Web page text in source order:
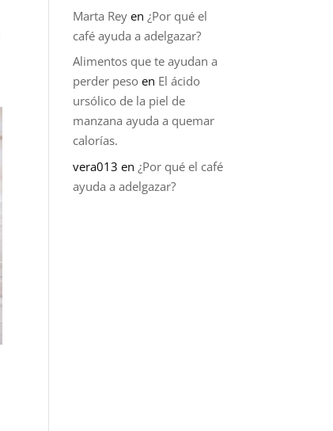
Marta Rey en ¿Por qué el
café ayuda a adelgazar?
Alimentos que te ayudan a
perder peso en El ácido
ursólico de la piel de
manzana ayuda a quemar
calorías.
vera013 en ¿Por qué el café
ayuda a adelgazar?